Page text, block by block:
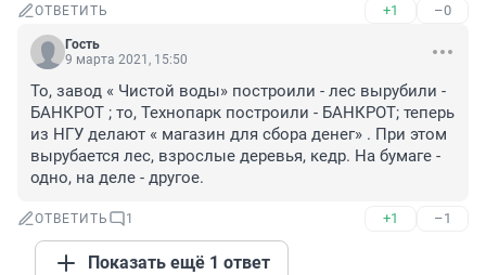
ОТВЕТИТЬ +1 –0
Гость
9 марта 2021, 15:50
То, завод « Чистой воды» построили - лес вырубили -
БАНКРОТ ; то, Технопарк построили - БАНКРОТ; теперь
из НГУ делают « магазин для сбора денег» . При этом
вырубается лес, взрослые деревья, кедр. На бумаге -
одно, на деле - другое.
ОТВЕТИТЬ 1 +1 –1
Показать ещё 1 ответ